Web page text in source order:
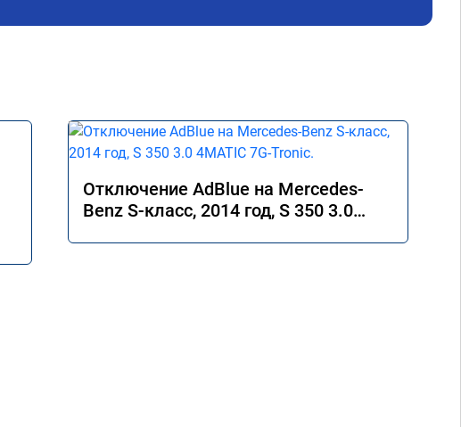
Отключение AdBlue на Mercedes-
Benz S-класс, 2014 год, S 350 3.0